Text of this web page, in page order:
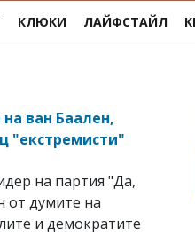
КЛЮКИ ЛАЙФСТАЙЛ
ван Баален,
"екстремисти"
на партия "Да,
от думите на
и демократите